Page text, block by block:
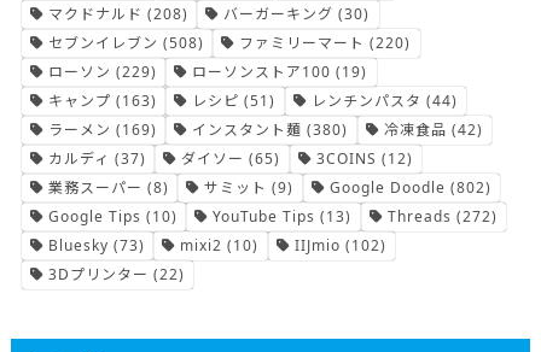
マクドナルド (208) バーガーキング (30)
セブンイレブン (508) ファミリーマート (220)
ローソン (229) ローソンストア100 (19)
キャンプ (163) レシピ (51) レンチンパスタ (44)
ラーメン (169) インスタント麺 (380) 冷凍食品 (42)
カルディ (37) ダイソー (65) 3COINS (12)
業務スーパー (8) サミット (9) Google Doodle (802)
Google Tips (10) YouTube Tips (13) Threads (272)
Bluesky (73) mixi2 (10) IIJmio (102)
3Dプリンター (22)